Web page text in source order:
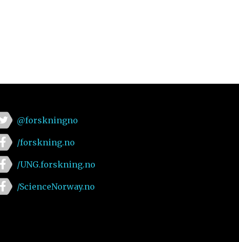
@forskningno
/forskning.no
/UNG.forskning.no
/ScienceNorway.no